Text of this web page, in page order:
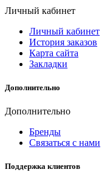
Личный кабинет
Личный кабинет
История заказов
Карта сайта
Закладки
Дополнительно
Дополнительно
Бренды
Связаться с нами
Поддержка клиентов